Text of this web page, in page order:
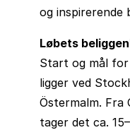
og inspirerende
Løbets
Start og mål
ligger ved
Östermalm. Fra
tager det ca.